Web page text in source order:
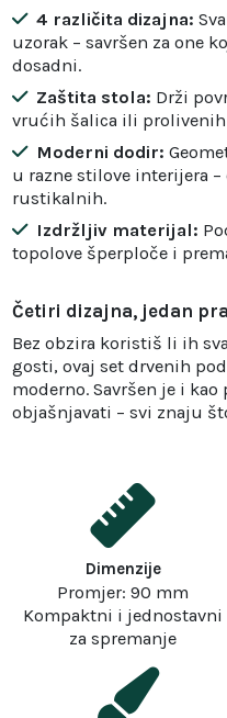
4 različita dizajna:
uzorak – savršen za one
dosadni.
Zaštita stola: Drži
vrućih šalica ili
Moderni dodir:
u razne stilove interijera
rustikalnih.
Izdržljiv materijal:
topolove šperploče i
Četiri dizajna, jedan
Bez obzira koristiš li ih
gosti, ovaj set drvenih
moderno. Savršen je i
objašnjavati – svi znaju
Dimenzije
Promjer: 90 mm
Kompaktni i jednostavni
za spremanje